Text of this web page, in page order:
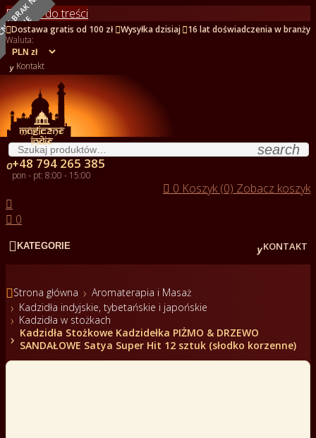
Przejdź do treści
Dostawa gratis od 100 zł Wysyłka dzisiaj 16 lat doświadczenia w branży
Waluta:
 Kontakt
search
+48 794 265 385
pon - pt: 8:00 - 15:00
 0 Koszyk (0) Zobacz koszyk

 0
 KATEGORIE KONTAKT
Strona główna
Aromaterapia i Masaż
Kadzidła indyjskie, tybetańskie i japońskie
Kadzidła w stożkach
Kadzidła Stożkowe Kadzidełka PIŻMO & DRZEWO
SANDAŁOWE Satya Super Hit 12 sztuk (słodko korzenne)
E